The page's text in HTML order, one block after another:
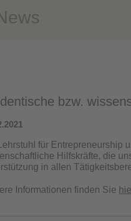
bzw.
für Entrepreneurship
Hilfskräfte, die
in allen
Informationen finden Sie